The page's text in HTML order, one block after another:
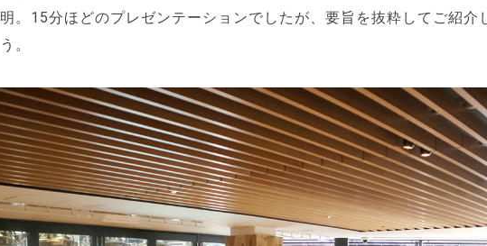
明。15分ほどのプレゼンテーションでしたが、要旨を抜粋してご紹介
う。